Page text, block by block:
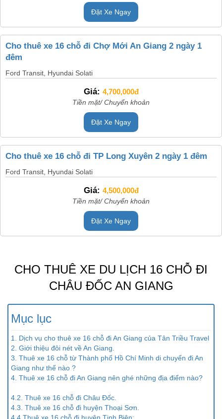
Đặt Xe Ngay
Cho thuê xe 16 chỗ đi Chợ Mới An Giang 2 ngày 1
đêm
Ford Transit, Hyundai Solati
Giá: 4,700,000đ
Tiền mặt/ Chuyển khoản
Đặt Xe Ngay
Cho thuê xe 16 chỗ đi TP Long Xuyên 2 ngày 1 đêm
Ford Transit, Hyundai Solati
Giá: 4,500,000đ
Tiền mặt/ Chuyển khoản
Đặt Xe Ngay
CHO THUÊ XE DU LỊCH 16 CHỖ ĐI
CHÂU ĐỐC AN GIANG
Mục lục
1. Dịch vụ cho thuê xe 16 chỗ đi An Giang của Tân Triều Travel
2. Giới thiệu đôi nét về An Giang.
3. Thuê xe 16 chỗ từ Thành phố Hồ Chí Minh di chuyển đi An
Giang như thế nào ?
4. Thuê xe 16 chỗ đi An Giang nên ghé những địa điểm nào?
4.2. Thuê xe 16 chỗ đi Châu Đốc.
4.3. Thuê xe 16 chỗ đi huyện Thoại Sơn.
4.4 Thuê xe 16 chỗ đi huyện Tịnh Biên: